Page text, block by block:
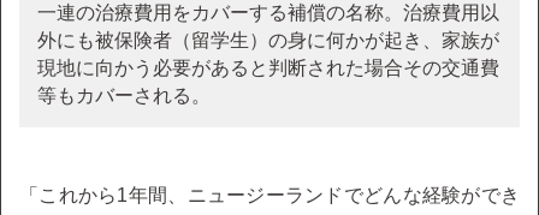
一連の治療費用をカバーする補償の名称。治療費用以
外にも被保険者（留学生）の身に何かが起き、家族が
現地に向かう必要があると判断された場合その交通費
等もカバーされる。
「これから1年間、ニュージーランドでどんな経験ができ